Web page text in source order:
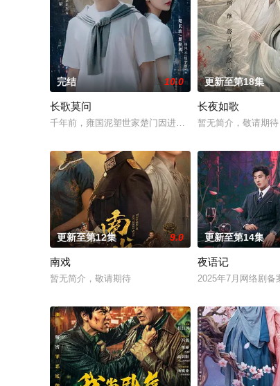
完结 10.0
长歌莫问
千年前，雍国泥塑世家楚门因进贡的“十二生肖”离奇流
更新至第18集
长夜如歌
暂无简介，敬请期待
更新至第12集 9.0
南戏
暂无简介，敬请期待
更新至第14集
夜语记
2025年7月网络剧备